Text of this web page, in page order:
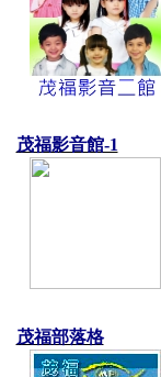
茂福影音館-1
茂福部落格